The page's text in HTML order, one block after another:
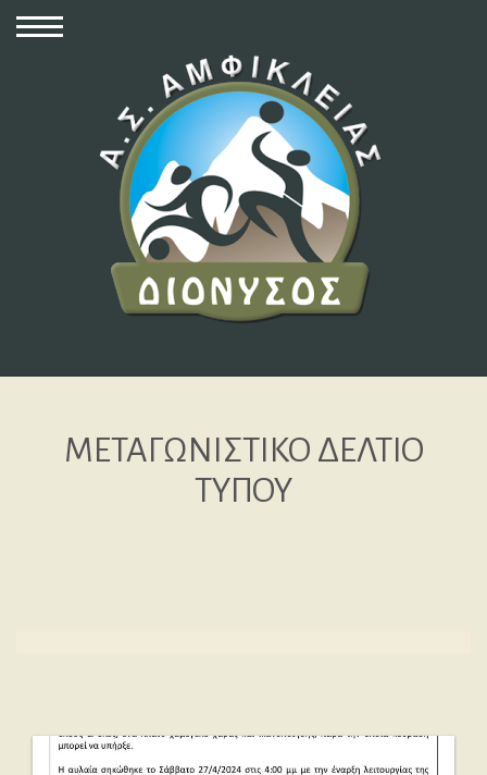
ΜΕΤΑΓΩΝΙΣΤΙΚΟ ΔΕΛΤΙΟ
ΤΥΠΟΥ